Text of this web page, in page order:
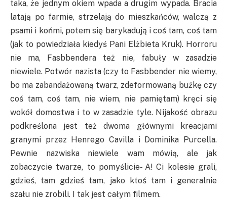
taka, że jednym okiem wpada a drugim wypada. Bracia
latają po farmie, strzelają do mieszkańców, walczą z
psami i końmi, potem się barykadują i coś tam, coś tam
(jak to powiedziała kiedyś Pani Elżbieta Kruk). Horroru
nie ma, Fasbbendera też nie, fabuły w zasadzie
niewiele. Potwór nazista (czy to Fasbbender nie wiemy,
bo ma zabandażowaną twarz, zdeformowaną buźkę czy
coś tam, coś tam, nie wiem, nie pamiętam) kręci się
wokół domostwa i to w zasadzie tyle. Nijakość obrazu
podkreślona jest też dwoma głównymi kreacjami
granymi przez Henrego Cavilla i Dominika Purcella.
Pewnie nazwiska niewiele wam mówią, ale jak
zobaczycie twarze, to pomyślicie- A! Ci kolesie grali,
gdzieś, tam gdzieś tam, jako ktoś tam i generalnie
szału nie zrobili. I tak jest całym filmem.